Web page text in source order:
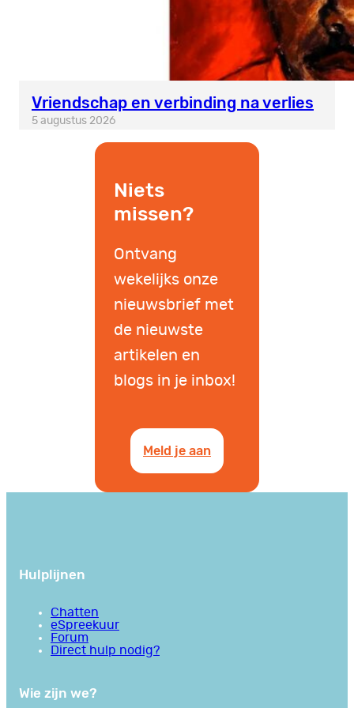
Vriendschap en verbinding na verlies
5 augustus 2026
Niets
missen?
Ontvang
wekelijks onze
nieuwsbrief met
de nieuwste
artikelen en
blogs in je inbox!
Meld je aan
Hulplijnen
Chatten
eSpreekuur
Forum
Direct hulp nodig?
Wie zijn we?